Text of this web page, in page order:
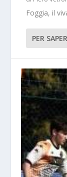
Foggia, il
PER